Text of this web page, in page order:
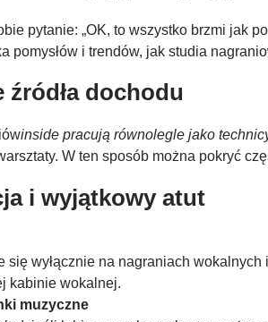
pytanie: „OK, to wszystko brzmi jak
pomysłów i trendów, jak studia
źródła dochodu
inside pracują równolegle jako
W ten sposób można pokryć
i wyjątkowy atut
się wyłącznie na nagraniach
kabinie wokalnej.
muzyczne